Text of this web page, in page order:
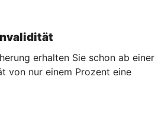
erhalten Sie schon ab einer
von nur einem Prozent eine